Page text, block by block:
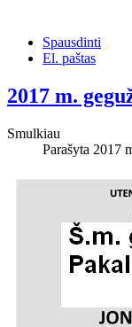
Spausdinti
El. paštas
2017 m.
Smulkiau
Parašyta 2017